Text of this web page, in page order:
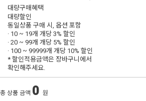
대량구매혜택
대량할인
동일상품 구매 시, 옵션 포함
· 10 ~ 19개 개당3% 할인
· 20 ~ 99개 개당 5% 할인
· 100 ~ 99999개 개당 10% 할인
* 할인적용금액은 장바구니에서
확인해주세요.
총 상품 금액 0 원